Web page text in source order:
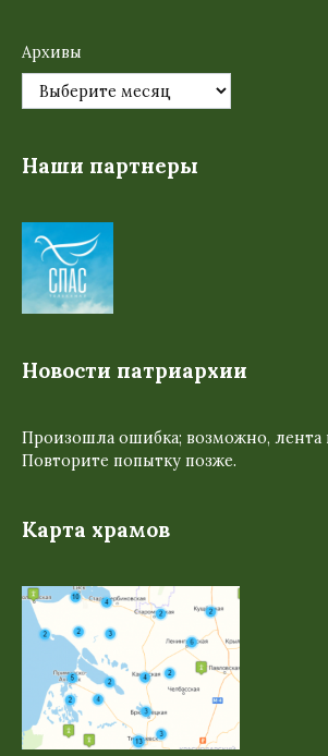
Архивы
Наши партнеры
Новости патриархии
Произошла ошибка; возможно, лента
Повторите попытку позже.
Карта храмов